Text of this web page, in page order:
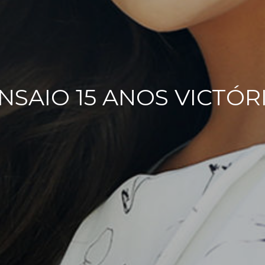
15 ANOS